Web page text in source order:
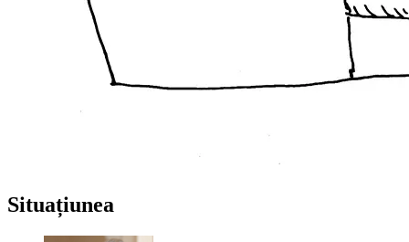
Situațiunea